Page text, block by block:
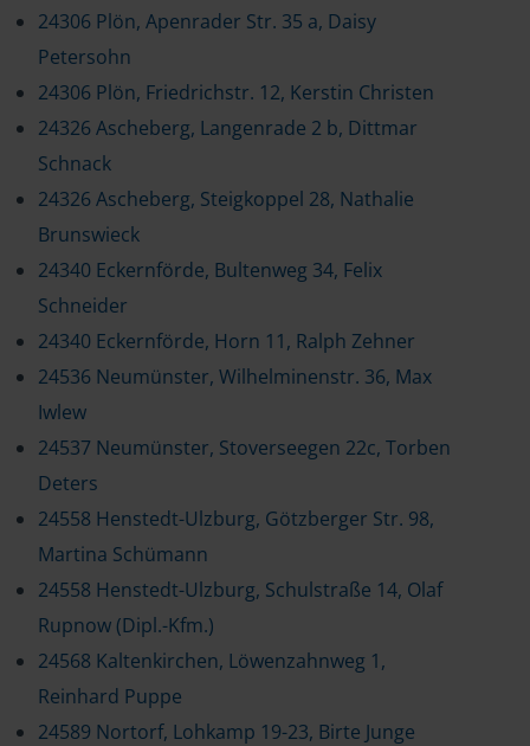
24306 Plön, Apenrader Str. 35 a, Daisy
Petersohn
24306 Plön, Friedrichstr. 12, Kerstin Christen
24326 Ascheberg, Langenrade 2 b, Dittmar
Schnack
24326 Ascheberg, Steigkoppel 28, Nathalie
Brunswieck
24340 Eckernförde, Bultenweg 34, Felix
Schneider
24340 Eckernförde, Horn 11, Ralph Zehner
24536 Neumünster, Wilhelminenstr. 36, Max
Iwlew
24537 Neumünster, Stoverseegen 22c, Torben
Deters
24558 Henstedt-Ulzburg, Götzberger Str. 98,
Martina Schümann
24558 Henstedt-Ulzburg, Schulstraße 14, Olaf
Rupnow (Dipl.-Kfm.)
24568 Kaltenkirchen, Löwenzahnweg 1,
Reinhard Puppe
24589 Nortorf, Lohkamp 19-23, Birte Junge